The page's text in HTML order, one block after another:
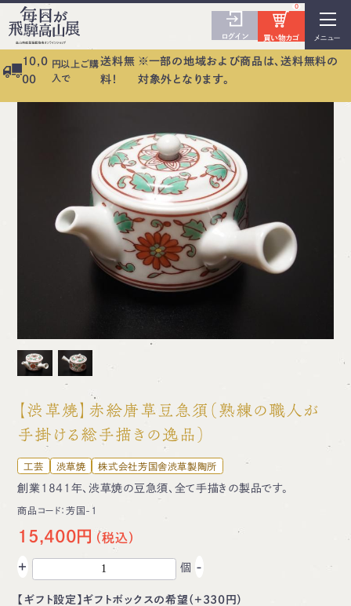
メニュー
ログイン 買い物カゴ
0
10,0
00
円以上ご購
入で
送料無
料！
※一部の地域および商品は、送料無料の
対象外となります。
【渋草焼】赤絵唐草豆急須（熟練の職人が
手掛ける総手描きの逸品）
工芸 渋草焼 株式会社芳国舎渋草製陶所
創業1841年、渋草焼の豆急須、全て手描きの製品です。
商品コード：芳国-1
15,400円
+ 個 -
【ギフト設定】ギフトボックスの希望（+330円）